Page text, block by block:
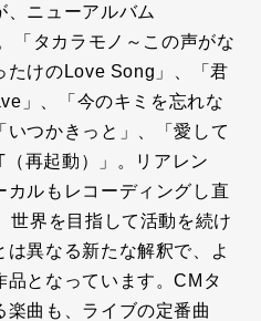
、ニューアルバム
「タカラモノ～この声がな
たけのLove Song」、「君
」、「今のキミを忘れな
つかきっと」、「愛して
再起動）」。リアレン
カルもレコーディングし直
世界を目指して活動を続け
異なる新たな解釈で、よ
品となっています。CMタ
曲も、ライブの定番曲